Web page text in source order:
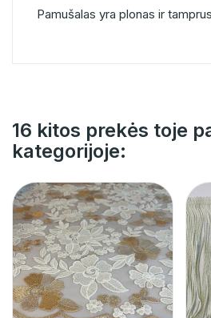
Pamušalas yra plonas ir
16 kitos prekės toje
kategorijoje: